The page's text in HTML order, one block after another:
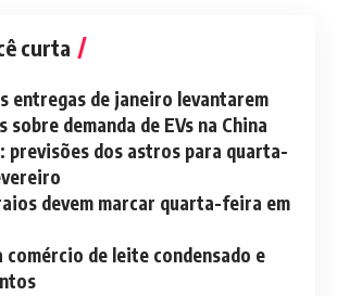
curta
entregas de janeiro levantarem
sobre demanda de EVs na China
previsões dos astros para quarta-
devem marcar quarta-feira em
comércio de leite condensado e